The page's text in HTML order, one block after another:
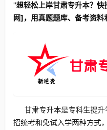
"想轻松上岸甘肃专升本？
网]，用真题题库、备考资料
甘肃专升本是专科生提
招统考和免试入学两种方式